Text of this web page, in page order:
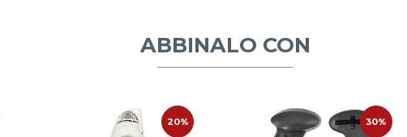
ABBINALO CON
20% 30%